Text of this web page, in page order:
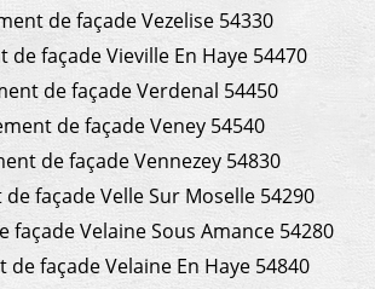
de façade Vezelise 54330
de façade Vieville En Haye 54470
de façade Verdenal 54450
de façade Veney 54540
de façade Vennezey 54830
de façade Velle Sur Moselle 54290
façade Velaine Sous Amance 54280
de façade Velaine En Haye 54840